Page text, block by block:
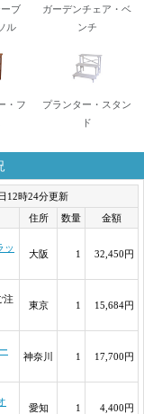
ブ
ル
ガーデンチェア・ベ
ンチ
・フ
プランター・スタン
ド